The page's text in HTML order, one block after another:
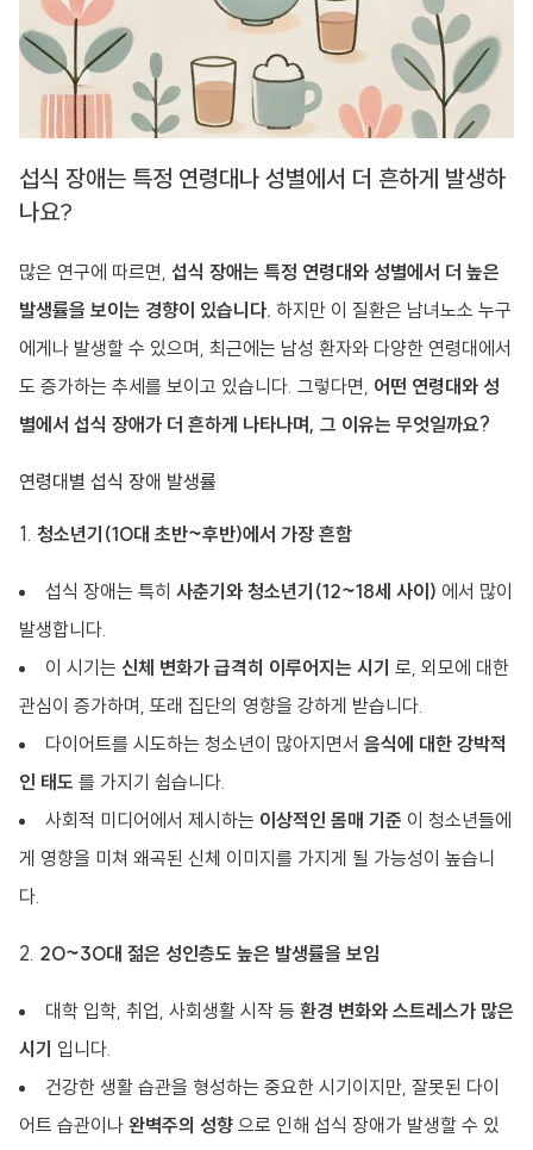
섭식 장애는 특정 연령대나 성별에서 더 흔하게 발생하
나요?
많은 연구에 따르면, 섭식 장애는 특정 연령대와 성별에서 더 높은
발생률을 보이는 경향이 있습니다. 하지만 이 질환은 남녀노소 누구
에게나 발생할 수 있으며, 최근에는 남성 환자와 다양한 연령대에서
도 증가하는 추세를 보이고 있습니다. 그렇다면, 어떤 연령대와 성
별에서 섭식 장애가 더 흔하게 나타나며, 그 이유는 무엇일까요?
연령대별 섭식 장애 발생률
1. 청소년기(10대 초반~후반)에서 가장 흔함
섭식 장애는 특히 사춘기와 청소년기(12~18세 사이) 에서 많이
발생합니다.
이 시기는 신체 변화가 급격히 이루어지는 시기 로, 외모에 대한
관심이 증가하며, 또래 집단의 영향을 강하게 받습니다.
다이어트를 시도하는 청소년이 많아지면서 음식에 대한 강박적
인 태도 를 가지기 쉽습니다.
사회적 미디어에서 제시하는 이상적인 몸매 기준 이 청소년들에
게 영향을 미쳐 왜곡된 신체 이미지를 가지게 될 가능성이 높습니
다.
2. 20~30대 젊은 성인층도 높은 발생률을 보임
대학 입학, 취업, 사회생활 시작 등 환경 변화와 스트레스가 많은
시기 입니다.
건강한 생활 습관을 형성하는 중요한 시기이지만, 잘못된 다이
어트 습관이나 완벽주의 성향 으로 인해 섭식 장애가 발생할 수 있